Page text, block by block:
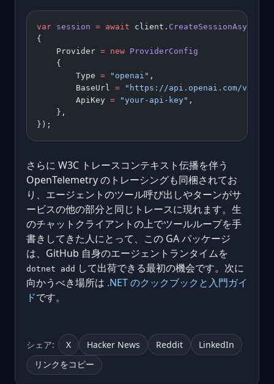
var session = await client. CreateSessionAsync
{
    Provider
= new ProviderConfig
    {
        Type
= "openai" ,
        BaseUrl
= "https://api.openai.com/v1"
        ApiKey
= "your-api-key" ,
    },
});
さらに W3C トレースコンテキスト伝播を伴う
OpenTelemetry のトレーシングも同梱されてお
り、エージェントのツール呼び出しやターンがサ
ービスの他の部分と同じトレースに現れます。生
のチャットクライアントの上でツールループを手
書きしてきた人にとって、この GA パッケージ
は、GitHub 自身のエージェントランタイムを
dotnet add して出荷できる最初の機会です。次に
向かうべき場所は .NET のクックブックと入門ガイ
ドです。
シェア: X Hacker News Reddit LinkedIn
リンクをコピー